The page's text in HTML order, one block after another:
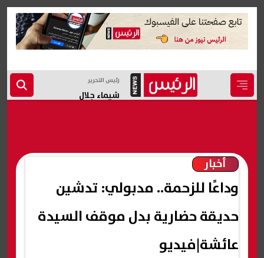
رئيس التحرير
شيماء جلال
أخبار
وداعًا للزحمة.. مدبولي: تدشين
حديقة حضارية بدل موقف السيدة
عائشة|فيديو